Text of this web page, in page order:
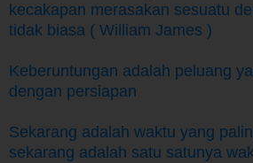
kecakapan merasakan sesuatu
tidak biasa ( William James )
Keberuntungan adalah peluang
dengan persiapan
Sekarang adalah waktu yang
sekarang adalah satu satunya